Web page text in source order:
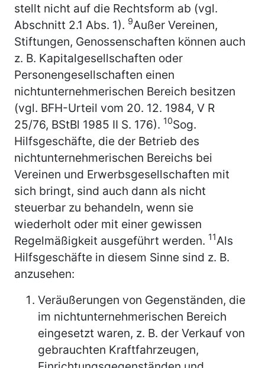
stellt nicht auf die Rechtsform ab (vgl.
Abschnitt 2.1 Abs. 1). 9Außer Vereinen,
Stiftungen, Genossenschaften können auch
z. B. Kapitalgesellschaften oder
Personengesellschaften einen
nichtunternehmerischen Bereich besitzen
(vgl. BFH-Urteil vom 20. 12. 1984, V R
25/76, BStBl 1985 II S. 176). 10Sog.
Hilfsgeschäfte, die der Betrieb des
nichtunternehmerischen Bereichs bei
Vereinen und Erwerbsgesellschaften mit
sich bringt, sind auch dann als nicht
steuerbar zu behandeln, wenn sie
wiederholt oder mit einer gewissen
Regelmäßigkeit ausgeführt werden. 11Als
Hilfsgeschäfte in diesem Sinne sind z. B.
anzusehen:
Veräußerungen von Gegenständen, die
im nichtunternehmerischen Bereich
eingesetzt waren, z. B. der Verkauf von
gebrauchten Kraftfahrzeugen,